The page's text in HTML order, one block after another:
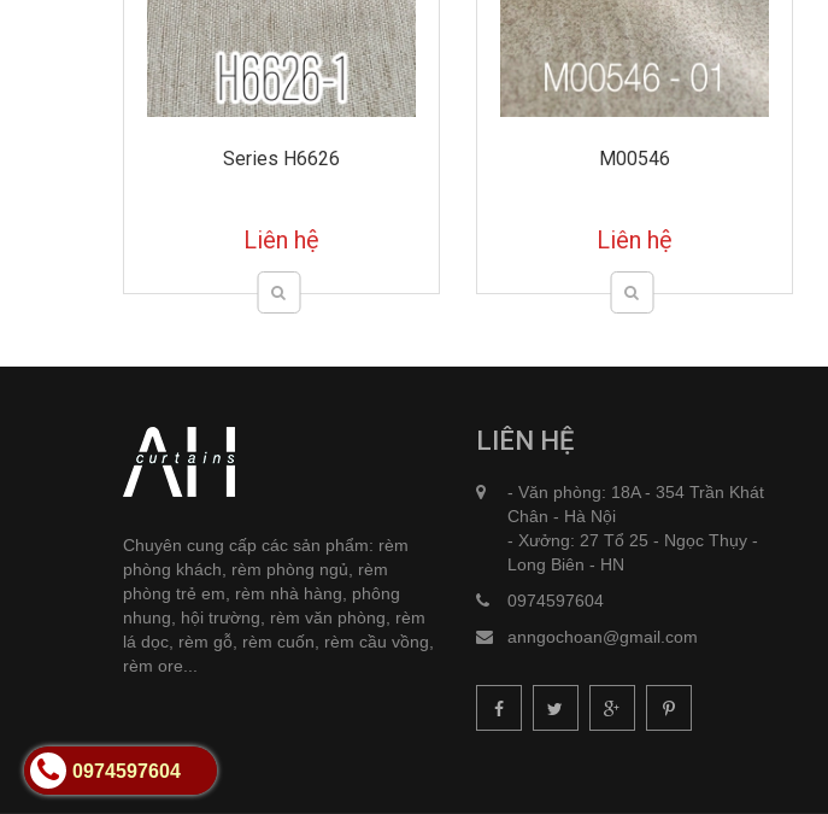
Series H6626
Liên hệ
M00546
Liên hệ
Chuyên cung cấp các sản phẩm: rèm
phòng khách, rèm phòng ngủ, rèm
phòng trẻ em, rèm nhà hàng, phông
nhung, hội trường, rèm văn phòng, rèm
lá dọc, rèm gỗ, rèm cuốn, rèm cầu vồng,
rèm ore...
LIÊN HỆ
- Văn phòng: 18A - 354 Trần Khát
Chân - Hà Nội
- Xưởng: 27 Tổ 25 - Ngọc Thụy -
Long Biên - HN
0974597604
anngochoan@gmail.com
0974597604